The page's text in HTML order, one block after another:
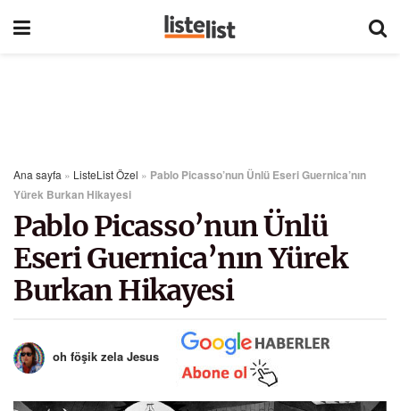
Ana sayfa » ListeList Özel » Pablo Picasso’nun Ünlü Eseri Guernica’nın
Yürek Burkan Hikayesi
Pablo Picasso’nun Ünlü
Eseri Guernica’nın Yürek
Burkan Hikayesi
oh föşik zela Jesus